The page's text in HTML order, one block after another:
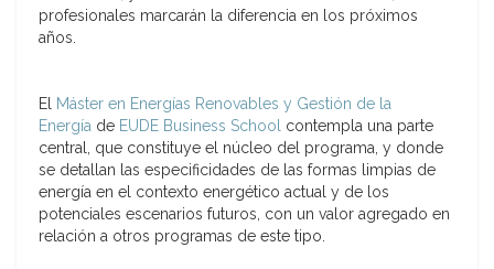
profesionales marcarán la diferencia en los próximos
años.
El
Máster en Energías Renovables y Gestión de la
Energía de EUDE Business School
contempla una parte
central, que constituye el núcleo del programa, y donde
se detallan las especificidades de las formas limpias de
energía en el contexto energético actual y de los
potenciales escenarios futuros, con un valor agregado en
relación a otros programas de este tipo.